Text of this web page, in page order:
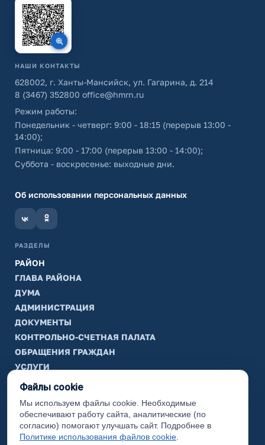
НАШИ КОНТАКТЫ
628002, г. Ханты-Мансийск, ул. Гагарина, д. 214
8 (3467) 352800 office@hmrn.ru
Режим работы:
Понедельник - четверг: 9:00 - 18:15 (перерыв 13:00 -
14:00);
Пятница: 9:00 - 17:00 (перерыв 13:00 - 14:00);
Суббота - воскресенье: выходные дни.
Об использовании персональных данных
РАЗДЕЛЫ
РАЙОН
ГЛАВА РАЙОНА
ДУМА
АДМИНИСТРАЦИЯ
ДОКУМЕНТЫ
КОНТРОЛЬНО-СЧЕТНАЯ ПАЛАТА
ОБРАЩЕНИЯ ГРАЖДАН
УСЛУГИ
ТИК
ИНФОРМАЦИЯ
Законодательная карта
Карта сайта
Файлы cookie
Мы используем файлы cookie. Необходимые
обеспечивают работу сайта, аналитические (по
согласию) помогают улучшать сайт. Подробнее в
Политике использования файлов cookie